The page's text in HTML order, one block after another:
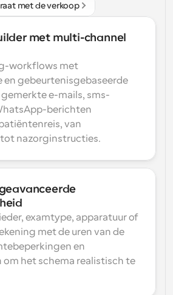
met de verkoop
met multi-channel
workflows met
en gebeurtenisgebaseerde
e-mails, sms-
berichten
van
nazorginstructies.
examtype, apparatuur of
met de uren van de
en
het schema realistisch te